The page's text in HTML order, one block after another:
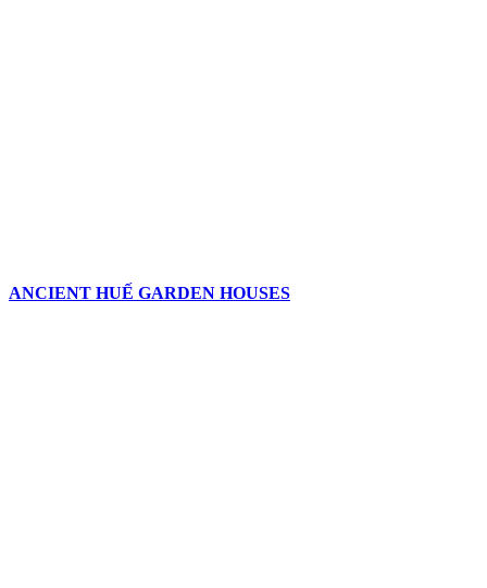
ANCIENT HUẾ GARDEN HOUSES